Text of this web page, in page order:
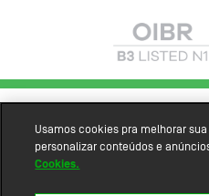
Usamos cookies pra melhorar
personalizar conteúdos e
Cookies.